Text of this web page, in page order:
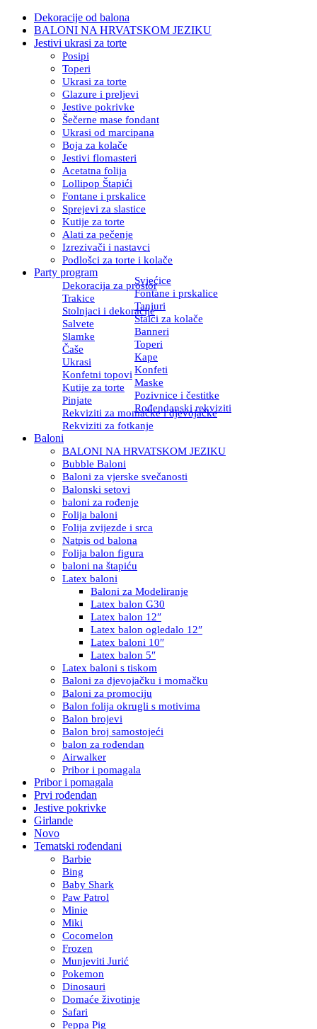
Dekoracije od balona
BALONI NA HRVATSKOM JEZIKU
Jestivi ukrasi za torte
Posipi
Toperi
Ukrasi za torte
Glazure i preljevi
Jestive pokrivke
Šečerne mase fondant
Ukrasi od marcipana
Boja za kolače
Jestivi flomasteri
Acetatna folija
Lollipop Štapići
Fontane i prskalice
Sprejevi za slastice
Kutije za torte
Alati za pečenje
Izrezivači i nastavci
Podlošci za torte i kolače
Party program
Dekoracija za prostor
Svjećice
Trakice
Fontane i prskalice
Stolnjaci i dekoracije
Tanjuri
Salvete
Stalci za kolače
Slamke
Banneri
Čaše
Toperi
Ukrasi
Kape
Konfetni topovi Konfeti
Kutije za torte
Maske
Pinjate
Pozivnice i čestitke
Rekviziti za momačke i djevojačke
Rođendanski rekviziti
Rekviziti za fotkanje
Baloni
BALONI NA HRVATSKOM JEZIKU
Bubble Baloni
Baloni za vjerske svečanosti
Balonski setovi
baloni za rođenje
Folija baloni
Folija zvijezde i srca
Natpis od balona
Folija balon figura
baloni na štapiću
Latex baloni
Baloni za Modeliranje
Latex balon G30
Latex balon 12″
Latex balon ogledalo 12″
Latex baloni 10″
Latex balon 5″
Latex baloni s tiskom
Baloni za djevojačku i momačku
Baloni za promociju
Balon folija okrugli s motivima
Balon brojevi
Balon broj samostojeći
balon za rođendan
Airwalker
Pribor i pomagala
Pribor i pomagala
Prvi rođendan
Jestive pokrivke
Girlande
Novo
Tematski rođendani
Barbie
Bing
Baby Shark
Paw Patrol
Minie
Miki
Cocomelon
Frozen
Munjeviti Jurić
Pokemon
Dinosauri
Domaće životinje
Safari
Peppa Pig